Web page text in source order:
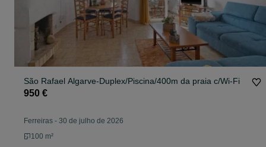
São Rafael Algarve-Duplex/Piscina/400m da praia c/Wi-Fi
950 €
Ferreiras - 30 de julho de 2026
100 m²